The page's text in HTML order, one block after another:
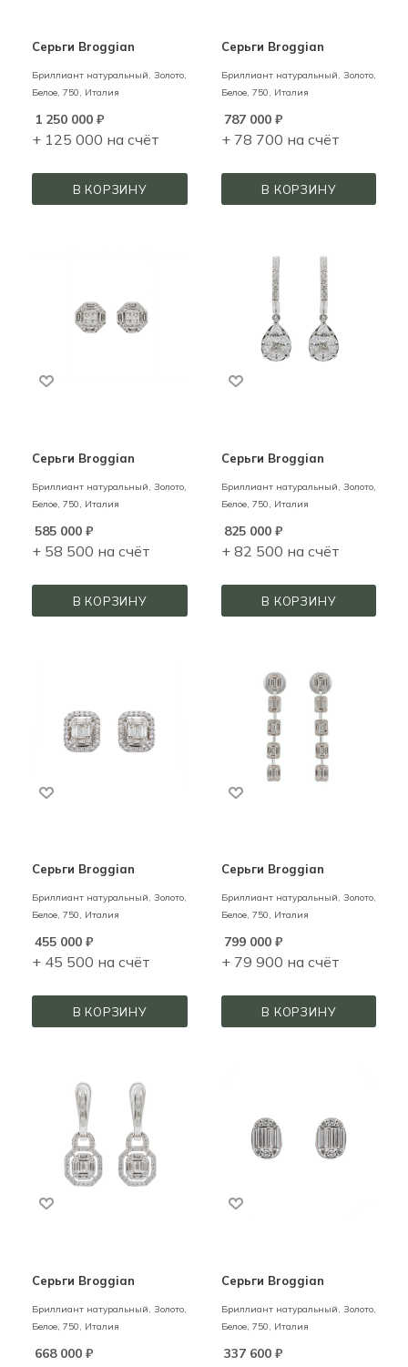
Серьги Broggian
Бриллиант натуральный, Золото,
Белое, 750, Италия
1 250 000 ₽
+ 125 000 на счёт
В КОРЗИНУ
Серьги Broggian
Бриллиант натуральный, Золото,
Белое, 750, Италия
787 000₽
+ 78 700 на счёт
В КОРЗИНУ
Серьги Broggian
Бриллиант натуральный, Золото,
Белое, 750, Италия
585 000 ₽
+ 58 500 на счёт
В КОРЗИНУ
Серьги Broggian
Бриллиант натуральный, Золото,
Белое, 750, Италия
825 000₽
+ 82 500 на счёт
В КОРЗИНУ
Серьги Broggian
Бриллиант натуральный, Золото,
Белое, 750, Италия
455 000 ₽
+ 45 500 на счёт
В КОРЗИНУ
Серьги Broggian
Бриллиант натуральный, Золото,
Белое, 750, Италия
799 000₽
+ 79 900 на счёт
В КОРЗИНУ
Серьги Broggian
Бриллиант натуральный, Золото,
Белое, 750, Италия
668 000 ₽
Серьги Broggian
Бриллиант натуральный, Золото,
Белое, 750, Италия
337 600₽